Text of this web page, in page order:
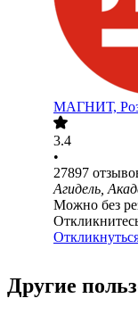
МАГНИТ,
3.4
•
27897
Агидель,
Можно без
Другие